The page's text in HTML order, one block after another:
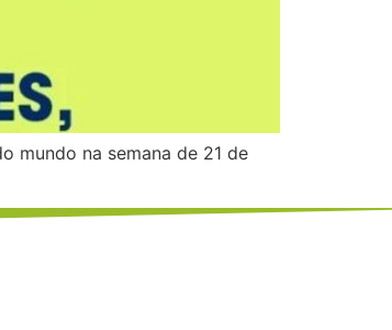
mundo na semana de 21 de